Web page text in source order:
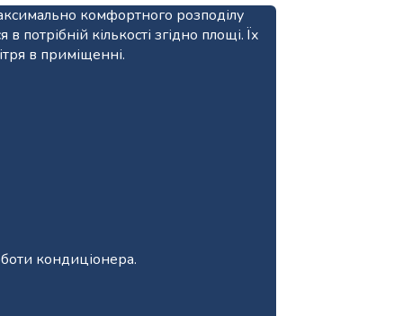
комфортного розподілу
кількості згідно площі. Їх
в приміщенні.
кондиціонера.